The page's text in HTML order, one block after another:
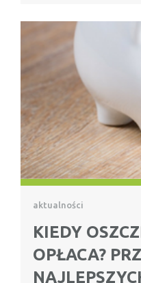
aktualności
KIEDY
OPŁACA?